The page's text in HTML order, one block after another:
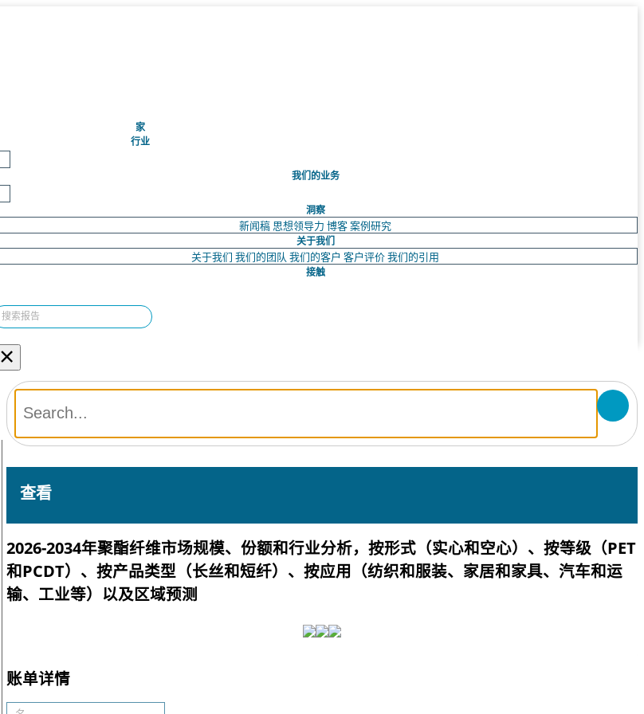
家(当前的)
行业
我们的业务
洞察
新闻稿 思想领导力 博客案例研究
关于我们
关于我们 我们的团队 我们的客户 客户评价我们的引用
接触
×
查看
2026-2034年聚酯纤维市场规模、份额和行业分析，按形式（实心和空心）、按等级（PET
和PCDT）、按产品类型（长丝和短纤）、按应用（纺织和服装、家居和家具、汽车和运
输、工业等）以及区域预测
账单详情